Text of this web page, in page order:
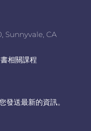
Sunnyvale, CA
相關課程
發送最新的資訊。